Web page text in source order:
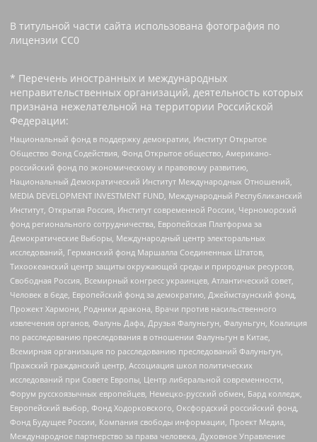
В титульной части сайта использована фотография по
лицензии CC0 ‌
* Перечень иностранных и международных
неправительственных организаций, деятельность которых
признана нежелательной на территории Российской
Федерации:
Национальный фонд в поддержку демократии, Институт Открытое
Общество Фонд Содействия, Фонд Открытое общество, Американо-
российский фонд по экономическому и правовому развитию,
Национальный Демократический Институт Международных Отношений,
MEDIA DEVELOPMENT INVESTMENT FUND, Международный Республиканский
Институт, Открытая Россия, Институт современной России, Черноморский
фонд регионального сотрудничества, Европейская Платформа за
Демократические Выборы, Международный центр электоральных
исследований, Германский фонд Маршалла Соединенных Штатов,
Тихоокеанский центр защиты окружающей среды и природных ресурсов,
Свободная Россия, Всемирный конгресс украинцев, Атлантический совет,
Человек в беде, Европейский фонд за демократию, Джеймстаунский фонд,
Прожект Хармони, Родники дракона, Врачи против насильственного
извлечения органов, Фалунь Дафа, Друзья Фалуньгун, Фалуньгун, Коалиция
по расследованию преследования в отношении Фалуньгун в Китае,
Всемирная организация по расследованию преследований Фалуньгун,
Пражский гражданский центр, Ассоциация школ политических
исследований при Совете Европы, Центр либеральной современности,
Форум русскоязычных европейцев, Немецко-русский обмен, Бард колледж,
Европейский выбор, Фонд Ходорковского, Оксфордский российский фонд,
Фонд Будущее России, Компания свободы информации, Проект Медиа,
Международное партнерство за права человека, Духовное Управление